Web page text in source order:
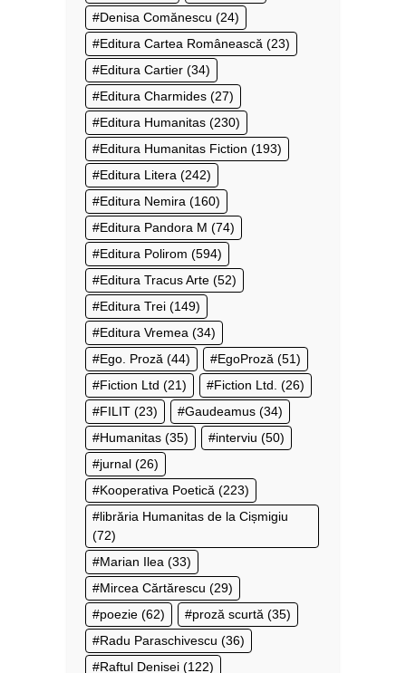
Denisa Comănescu (24)
Editura Cartea Românească (23)
Editura Cartier (34)
Editura Charmides (27)
Editura Humanitas (230)
Editura Humanitas Fiction (193)
Editura Litera (242)
Editura Nemira (160)
Editura Pandora M (74)
Editura Polirom (594)
Editura Tracus Arte (52)
Editura Trei (149)
Editura Vremea (34)
Ego. Proză (44) EgoProză (51)
Fiction Ltd (21) Fiction Ltd. (26)
FILIT (23) Gaudeamus (34)
Humanitas (35) interviu (50)
jurnal (26)
Kooperativa Poetică (223)
librăria Humanitas de la Cișmigiu
(72)
Marian Ilea (33)
Mircea Cărtărescu (29)
poezie (62) proză scurtă (35)
Radu Paraschivescu (36)
Raftul Denisei (122)